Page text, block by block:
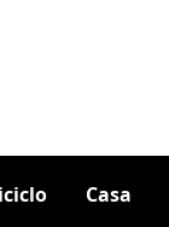
Casa